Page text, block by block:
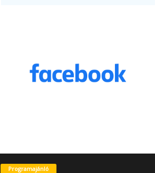
Programajánló